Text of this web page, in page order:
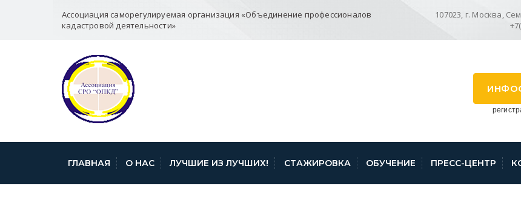
Ассоциация саморегулируемая организация «Объединение профессионалов
кадастровой деятельности»
107023, г. Москва,
ГЛАВНАЯ О НАС ЛУЧШИЕ ИЗ ЛУЧШИХ! СТАЖИРОВКА ОБУЧЕНИЕ ПРЕСС-ЦЕНТР